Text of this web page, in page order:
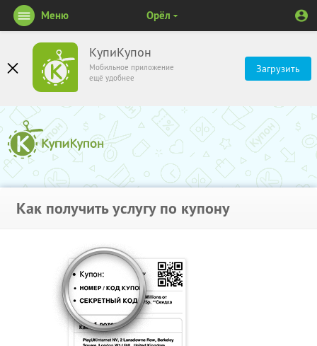
КупиКупон
Мобильное приложение
ещё удобнее
Загрузить
Меню Орёл
Как получить услугу по купону